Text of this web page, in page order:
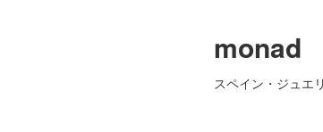
monad
スペイン・ジュエ